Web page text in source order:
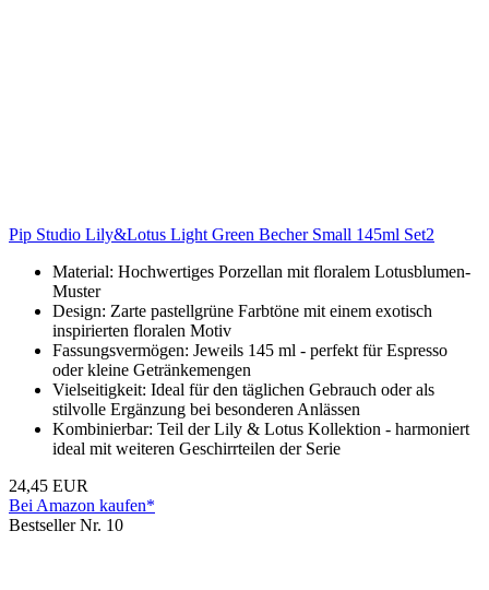
Pip Studio Lily&Lotus Light Green Becher Small 145ml Set2
Material: Hochwertiges Porzellan mit floralem Lotusblumen-
Muster
Design: Zarte pastellgrüne Farbtöne mit einem exotisch
inspirierten floralen Motiv
Fassungsvermögen: Jeweils 145 ml - perfekt für Espresso
oder kleine Getränkemengen
Vielseitigkeit: Ideal für den täglichen Gebrauch oder als
stilvolle Ergänzung bei besonderen Anlässen
Kombinierbar: Teil der Lily & Lotus Kollektion - harmoniert
ideal mit weiteren Geschirrteilen der Serie
24,45 EUR
Bei Amazon kaufen*
Bestseller Nr. 10